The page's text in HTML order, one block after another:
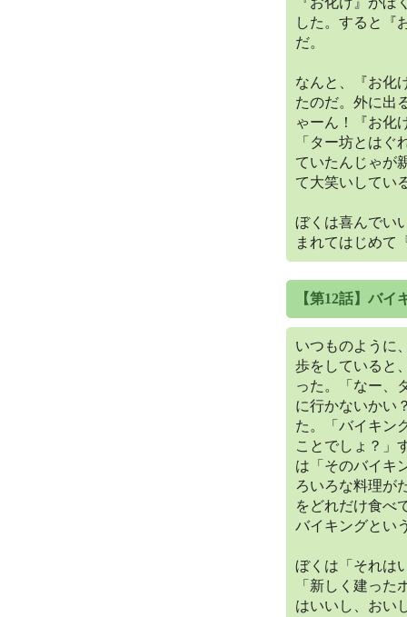
した。すると『
だ。
なんと、『お化
たのだ。外に出
ゃーん！『お化
「ター坊とは
ていたんじゃが
て大笑いしてい
ぼくは喜んでい
まれてはじめて
【第12話】バイ
いつものように
歩をしていると
った。「なー、
に行かないかい
た。「バイキン
ことでしょ？」
は「そのバイキ
ろいろな料理が
をどれだけ食べ
バイキングとい
ぼくは「それは
「新しく建っ
はいいし、おい